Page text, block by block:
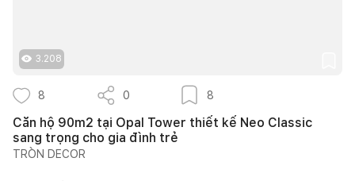
3.208
8 0 8
Căn hộ 90m2 tại Opal Tower thiết kế Neo Classic
sang trọng cho gia đình trẻ
TRÒN DECOR